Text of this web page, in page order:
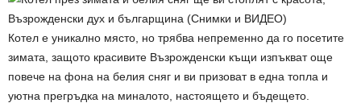
Котел е уникално място, но трябва непременно да го посетите
зимата, защото красивите Възрожденски къщи изпъкват още
повече на фона на белия сняг и ви призоват в една топла и
уютна прегръдка на миналото, настоящето и бъдещето.